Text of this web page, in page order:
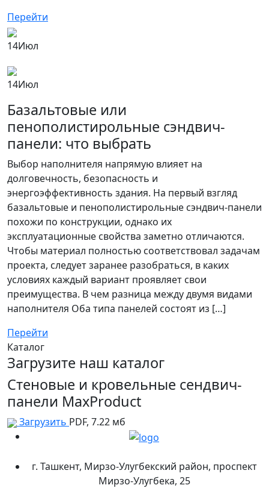
Перейти
14Июл
14Июл
Базальтовые или
пенополистирольные сэндвич-
панели: что выбрать
Выбор наполнителя напрямую влияет на
долговечность, безопасность и
энергоэффективность здания. На первый взгляд
базальтовые и пенополистирольные сэндвич-панели
похожи по конструкции, однако их
эксплуатационные свойства заметно отличаются.
Чтобы материал полностью соответствовал задачам
проекта, следует заранее разобраться, в каких
условиях каждый вариант проявляет свои
преимущества. В чем разница между двумя видами
наполнителя Оба типа панелей состоят из […]
Перейти
Каталог
Загрузите наш каталог
Стеновые и кровельные сендвич-
панели MaxProduct
Загрузить PDF, 7.22 мб
г. Ташкент, Мирзо-Улугбекский район, проспект
Мирзо-Улугбека, 25